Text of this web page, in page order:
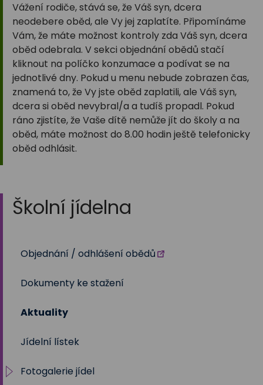
Vážení rodiče, stává se, že Váš syn, dcera
neodebere oběd, ale Vy jej zaplatíte. Připomínáme
Vám, že máte možnost kontroly zda Váš syn, dcera
oběd odebrala. V sekci objednání obědů stačí
kliknout na políčko konzumace a podívat se na
jednotlivé dny. Pokud u menu nebude zobrazen čas,
znamená to, že Vy jste oběd zaplatili, ale Váš syn,
dcera si oběd nevybral/a a tudíš propadl. Pokud
ráno zjistíte, že Vaše dítě nemůže jít do školy a na
oběd, máte možnost do 8.00 hodin ještě telefonicky
oběd odhlásit.
Školní jídelna
Objednání / odhlášení obědů
Dokumenty ke stažení
Aktuality
Jídelní lístek
Fotogalerie jídel